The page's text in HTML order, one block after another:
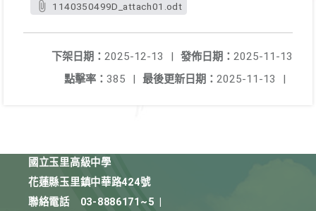
1140350499D_attach01.odt
發佈日期： 2025-11-13
下架日期： 2025-12-13
|
最後更新日期： 2025-11-13 |
點擊率： 385 |
國立玉里高級中學
花蓮縣玉里鎮中華路424號
聯絡電話
03-8886171~5